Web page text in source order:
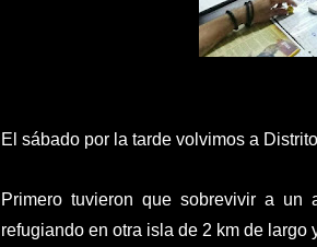
El sábado por la tarde volvimos a
Primero tuvieron que sobrevivir a un
refugiando en otra isla de 2 km de largo